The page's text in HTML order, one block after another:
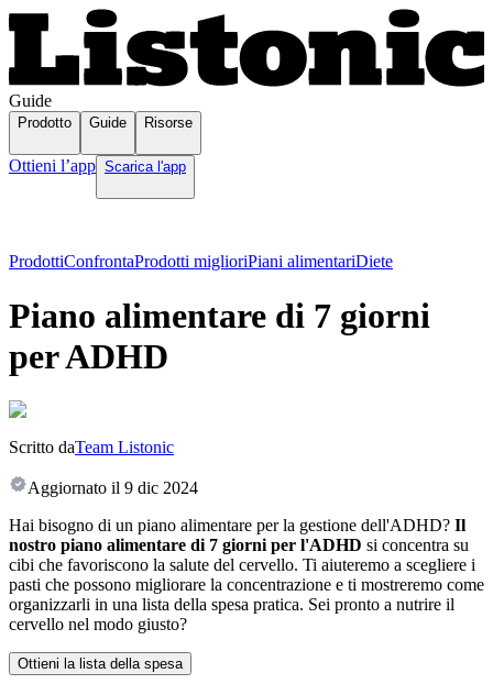
Guide
Prodotto Guide Risorse
Ottieni l’app Scarica l'app
ProdottiConfrontaProdotti miglioriPiani alimentariDiete
Piano alimentare di 7 giorni
per ADHD
Scritto daTeam Listonic
Aggiornato il 9 dic 2024
Hai bisogno di un piano alimentare per la gestione dell'ADHD? Il
nostro piano alimentare di 7 giorni per l'ADHD si concentra su
cibi che favoriscono la salute del cervello. Ti aiuteremo a scegliere i
pasti che possono migliorare la concentrazione e ti mostreremo come
organizzarli in una lista della spesa pratica. Sei pronto a nutrire il
cervello nel modo giusto?
Ottieni la lista della spesa